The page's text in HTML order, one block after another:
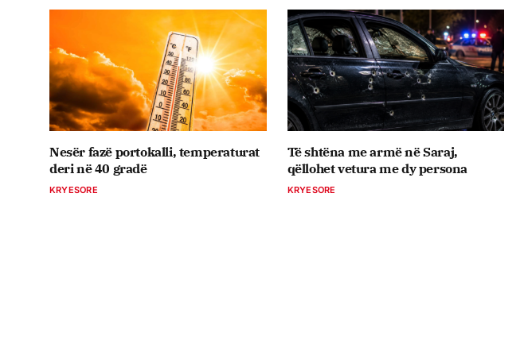
Nesër fazë portokalli, temperaturat
deri në 40 gradë
KRYESORE
Të shtëna me armë në Saraj,
qëllohet vetura me dy persona
KRYESORE